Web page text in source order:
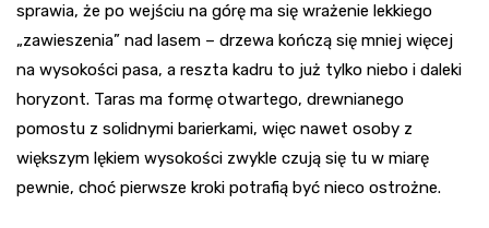
sprawia, że po wejściu na górę ma się wrażenie lekkiego
„zawieszenia” nad lasem – drzewa kończą się mniej więcej
na wysokości pasa, a reszta kadru to już tylko niebo i daleki
horyzont. Taras ma formę otwartego, drewnianego
pomostu z solidnymi barierkami, więc nawet osoby z
większym lękiem wysokości zwykle czują się tu w miarę
pewnie, choć pierwsze kroki potrafią być nieco ostrożne.